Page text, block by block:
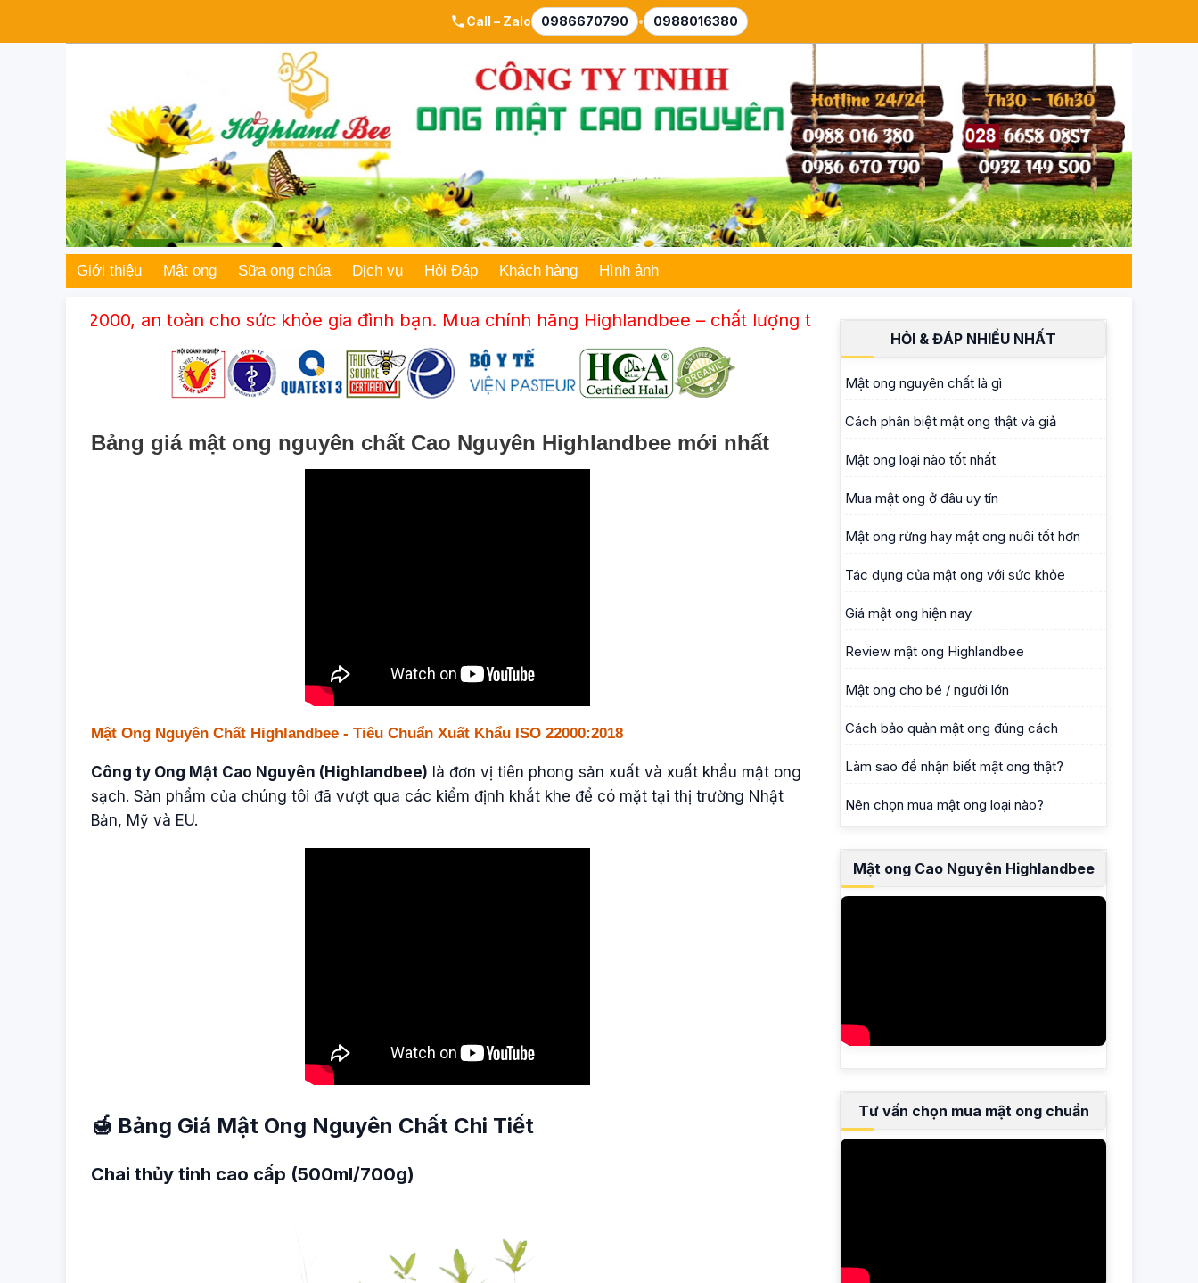
Call – Zalo 0986670790 • 0988016380
Giới thiệu Mật ong Sữa ong chúa Dịch vụ Hỏi Đáp Khách hàng Hình ảnh
an toàn cho sức khỏe gia đình bạn. Mua chính hãng Highlandbee – chất lượng từ cao nguyên.
Bảng giá mật ong nguyên chất Cao Nguyên Highlandbee mới nhất
Mật Ong Nguyên Chất Highlandbee - Tiêu Chuẩn Xuất Khẩu ISO 22000:2018
Công ty Ong Mật Cao Nguyên (Highlandbee) là đơn vị tiên phong sản xuất và xuất khẩu mật ong
sạch. Sản phẩm của chúng tôi đã vượt qua các kiểm định khắt khe để có mặt tại thị trường Nhật
Bản, Mỹ và EU.
🍯 Bảng Giá Mật Ong Nguyên Chất Chi Tiết
Chai thủy tinh cao cấp (500ml/700g)
HỎI & ĐÁP NHIỀU NHẤT
Mật ong nguyên chất là gì
Cách phân biệt mật ong thật và giả
Mật ong loại nào tốt nhất
Mua mật ong ở đâu uy tín
Mật ong rừng hay mật ong nuôi tốt hơn
Tác dụng của mật ong với sức khỏe
Giá mật ong hiện nay
Review mật ong Highlandbee
Mật ong cho bé / người lớn
Cách bảo quản mật ong đúng cách
Làm sao để nhận biết mật ong thật?
Nên chọn mua mật ong loại nào?
Mật ong Cao Nguyên Highlandbee
Tư vấn chọn mua mật ong chuẩn